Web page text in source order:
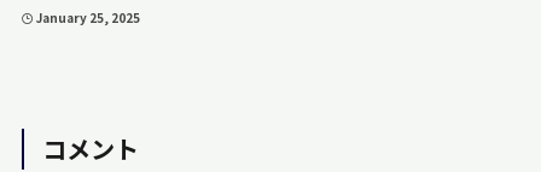
January 25, 2025
コメント